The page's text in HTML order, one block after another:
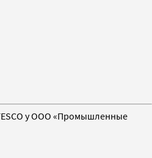
у ООО «Промышленные